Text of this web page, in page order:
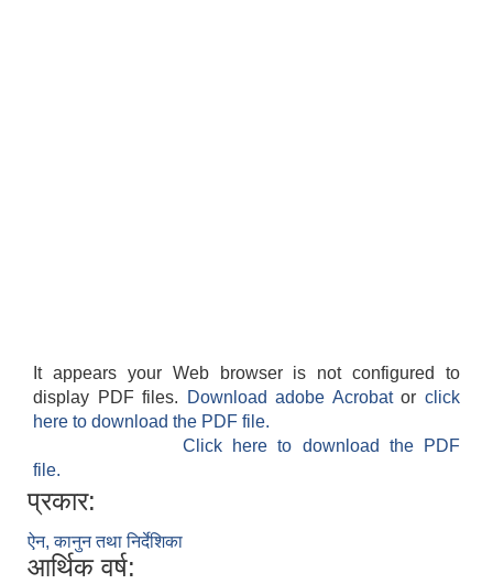
It appears your Web browser is not configured to
display PDF files.
Download adobe Acrobatorclick
here to download the PDF file.
Click here to download the PDF
file.
प्रकार:
ऐन, कानुन तथा निर्देशिका
आर्थिक वर्ष: